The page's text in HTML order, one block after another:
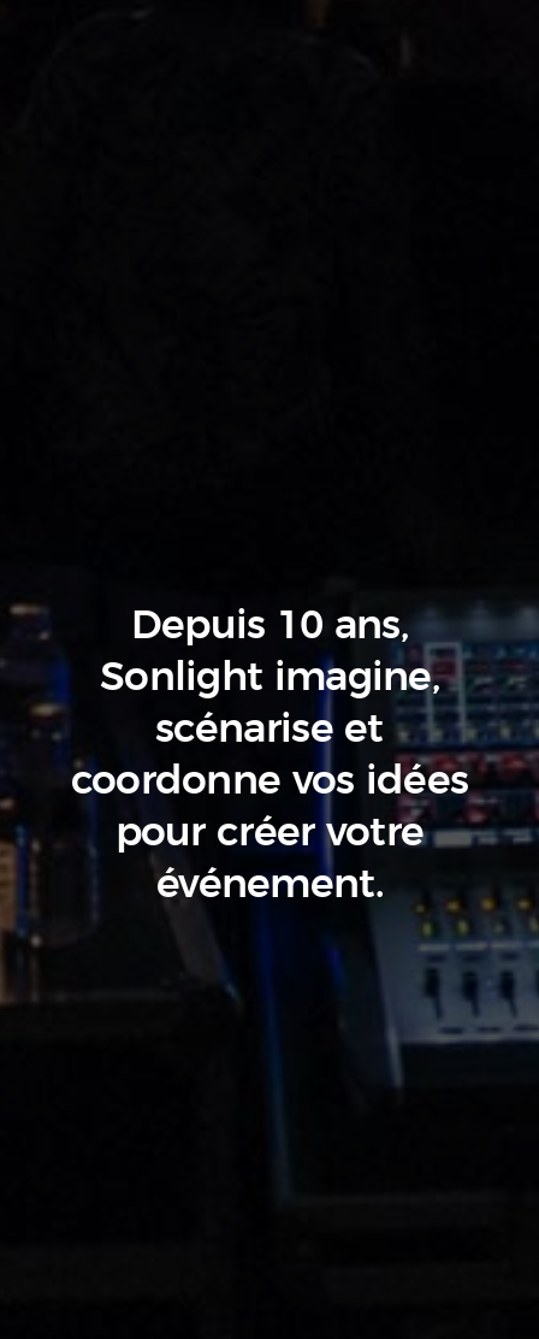
Depuis 10 ans,
Sonlight imagine,
scénariseet
coordonne vos idées
pour créer votre
événement.